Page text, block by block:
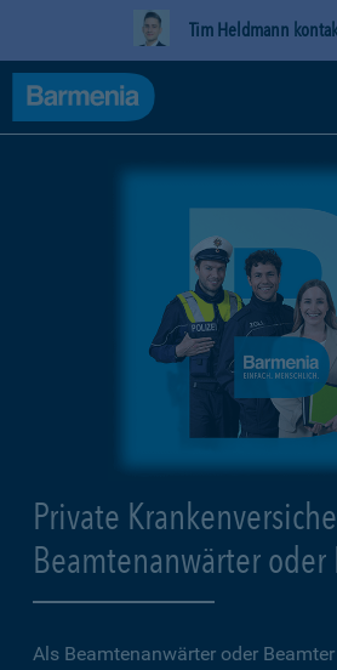
Tim Heldmann
Private
Beamtenanwärter oder
Als Beamtenanwärter oder